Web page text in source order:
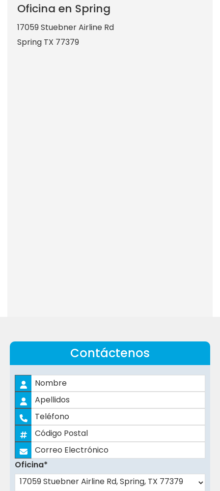
Oficina en Spring
17059 Stuebner Airline Rd
Spring TX 77379
Contáctenos
Nombre*
Nombres
Apellidos
Teléfono
Código
Postal
*
Correo
Electrónico
*
Oficina*